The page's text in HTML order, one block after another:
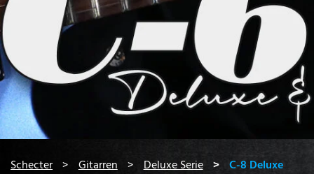
Schecter Gitarren Deluxe Serie C-8 Deluxe